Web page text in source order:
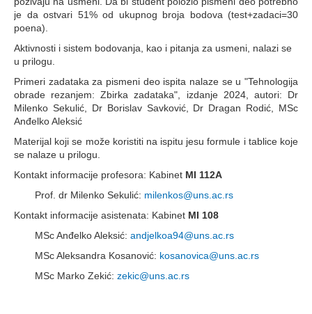
je da ostvari 51% od ukupnog broja bodova (test+zadaci=30
poena).
Aktivnosti i sistem bodovanja, kao i pitanja za usmeni, nalazi se
u prilogu.
Primeri zadataka za pismeni deo ispita nalaze se u "Tehnologija
obrade rezanjem: Zbirka zadataka", izdanje 2024, autori: Dr
Milenko Sekulić, Dr Borislav Savković, Dr Dragan Rodić, MSc
Anđelko Aleksić
Materijal koji se može koristiti na ispitu jesu formule i tablice koje
se nalaze u prilogu.
Kontakt informacije profesora: Kabinet MI 112A
Prof. dr Milenko Sekulić: milenkos@uns.ac.rs
Kontakt informacije asistenata: Kabinet MI 108
MSc Anđelko Aleksić: andjelkoa94@uns.ac.rs
MSc Aleksandra Kosanović: kosanovica@uns.ac.rs
MSc Marko Zekić: zekic@uns.ac.rs